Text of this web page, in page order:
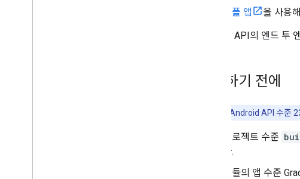
샘플 앱 을 사용
이 API의 엔드 투
시작하기 전에
이 API에는 Android API 수준
프로젝트 수준
다.
모듈의 앱 수준